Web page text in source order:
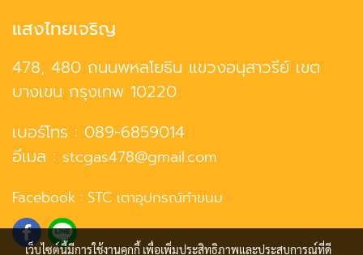
แสงไทยเจริญ
478, 480 ถนนพหลโยธิน แขวงอนุสาวรีย์ เขต
บางเขน กรุงเทพ 10220
เบอร์โทร : 089-6859014
อีเมล : stcgas478@gmail.com
Facebook : STC เตาอุปกรณ์ทำขนม
เว็บไซต์นี้มีการใช้งานคุกกี้ เพื่อเพิ่มประสิทธิภาพและประสบการณ์ที่ดี